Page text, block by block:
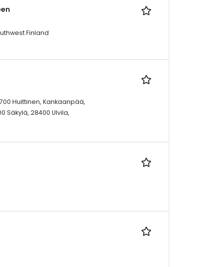
Finland
Huittinen, Kankaanpää,
Säkylä, 28400 Ulvila,